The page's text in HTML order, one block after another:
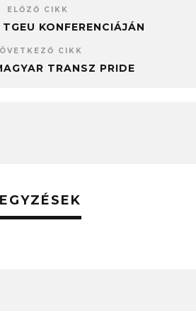
ELŐZŐ CIKK
KONFERENCIÁJÁN
CIKK
TRANSZ PRIDE